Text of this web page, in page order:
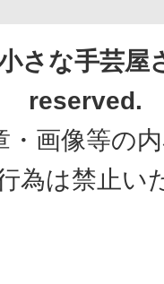
さな手芸屋
reserved.
・画像等の
為は禁止い